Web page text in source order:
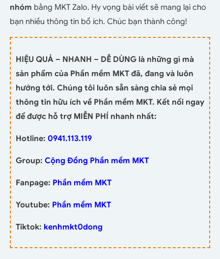
nhóm bằng MKT Zalo. Hy vọng bài viết sẽ mang lại cho
bạn nhiều thông tin bổ ích. Chúc bạn thành công!
HIỆU QUẢ – NHANH – DỄ DÙNG là những gì mà
sản phẩm của Phần mềm MKT đã, đang và luôn
hướng tới. Chúng tôi luôn sẵn sàng chia sẻ mọi
thông tin hữu ích về Phần mềm MKT. Kết nối ngay
để được hỗ trợ MIỄN PHÍ nhanh nhất:
Hotline: 0941.113.119
Group: Cộng Đồng Phần mềm MKT
Fanpage: Phần mềm MKT
Youtube: Phần mềm MKT
Tiktok: kenhmkt0dong